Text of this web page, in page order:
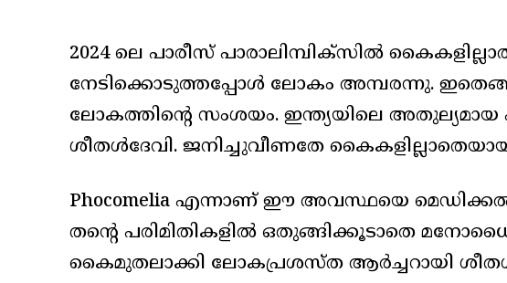
2024 ലെ പാരീസ് പാരാലിമ്പിക്സിൽ
നേടിക്കൊടുത്തപ്പോൾ ലോകം അമ്പരന്നു.
ലോകത്തിന്റെ സംശയം. ഇന്ത്യയിലെ അതുല്യമായ
ശീതൾദേവി. ജനിച്ചുവീണതേ
Phocomelia എന്നാണ് ഈ അവസ്ഥയെ
തന്റെ പരിമിതികളിൽ ഒതുങ്ങിക്കൂടാതെ
കൈമുതലാക്കി ലോകപ്രശസ്ത ആർച്ചറായി